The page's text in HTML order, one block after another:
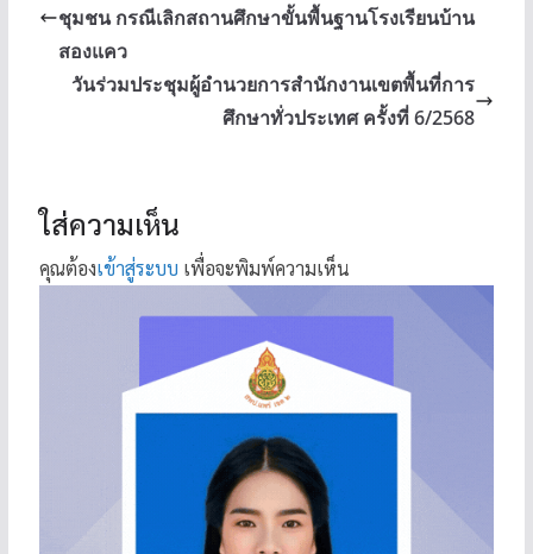
ชุมชน กรณีเลิกสถานศึกษาขั้นพื้นฐานโรงเรียนบ้าน
สองแคว
วันร่วมประชุมผู้อำนวยการสำนักงานเขตพื้นที่การ
ศึกษาทั่วประเทศ ครั้งที่ 6/2568
ใส่ความเห็น
คุณต้องเข้าสู่ระบบ เพื่อจะพิมพ์ความเห็น